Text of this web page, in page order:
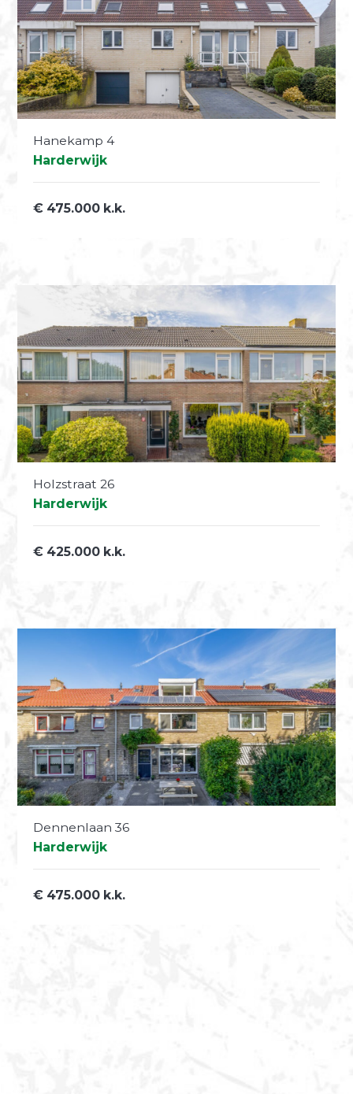
Hanekamp 4
Harderwijk
€ 475.000 k.k.
Holzstraat 26
Harderwijk
€ 425.000 k.k.
Dennenlaan 36
Harderwijk
€ 475.000 k.k.